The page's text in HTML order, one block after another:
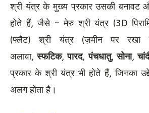
श्री यंत्र के मुख्य प्रकार उसकी बनावट
होते हैं, जैसे – मेरु श्री यंत्र (3D
(फ्लैट) श्री यंत्र (ज़मीन पर रखा
अलावा,स्फटिक,पारद,पंचधातु,सोना,
प्रकार के श्री यंत्र भी होते हैं, जिनका
अलग होता है।